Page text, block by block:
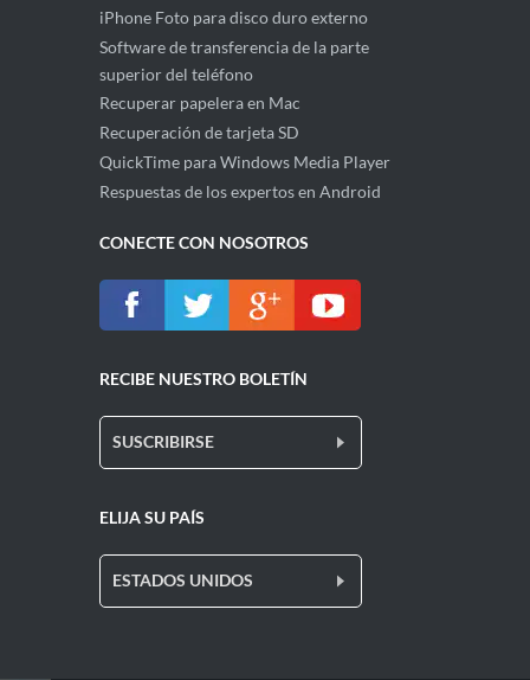
iPhone Foto para disco duro externo
Software de transferencia de la parte
superior del teléfono
Recuperar papelera en Mac
Recuperación de tarjeta SD
QuickTime para Windows Media Player
Respuestas de los expertos en Android
CONECTE CON NOSOTROS
RECIBE NUESTRO BOLETÍN
SUSCRIBIRSE
ELIJA SU PAÍS
ESTADOS UNIDOS